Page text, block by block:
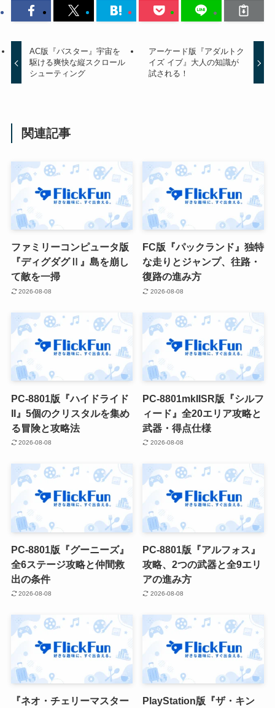
AC版『バスター』宇宙を
駆ける爽快な縦スクロール
シューティング
アーケード版『アダルトク
イズ イブ』大人の知識が
試される！
関連記事
ファミリーコンピュータ版
『ディグダグⅡ』島を崩し
て敵を一掃
2026-08-08
FC版『パックランド』独特
な走りとジャンプ、往路・
復路の進み方
2026-08-08
PC-8801版『ハイドライド
II』5個のクリスタルを集め
る冒険と攻略法
2026-08-08
PC-8801mkIISR版『シルフ
ィード』全20エリア攻略と
武器・得点仕様
2026-08-08
PC-8801版『グーニーズ』
全6ステージ攻略と仲間救
出の条件
2026-08-08
PC-8801版『アルフォス』
攻略、2つの武器と全9エリ
アの進み方
2026-08-08
『ネオ・チェリーマスター PlayStation版『ザ・キン